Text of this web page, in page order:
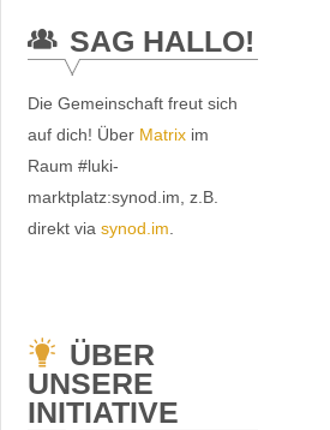
SAG HALLO!
Die Gemeinschaft freut sich
auf dich! Über Matrixim
Raum #luki-
marktplatz:synod.im, z.B.
direkt via synod.im
ÜBER
UNSERE
INITIATIVE